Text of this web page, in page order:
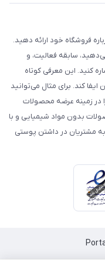
فروشگاه خود ارائه دهید.
سابقه فعالیت، و
کنید. این معرفی کوتاه
کند. برای مثال می‌توانید
۱۳۹۸ فعالیت خود را در زمینه عرضه محصولات
بدون مواد شیمیایی و با
به مشتریان در داشتن پوستی